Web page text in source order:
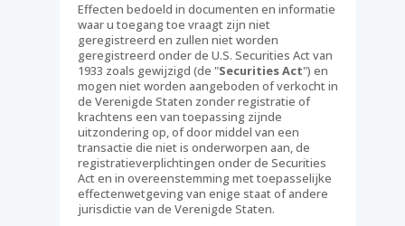
Effecten bedoeld in documenten en informatie
waar u toegang toe vraagt zijn niet
geregistreerd en zullen niet worden
geregistreerd onder de U.S. Securities Act van
1933 zoals gewijzigd (de "SecuritiesAct") en
mogen niet worden aangeboden of verkocht in
de Verenigde Staten zonder registratie of
krachtens een van toepassing zijnde
uitzondering op, of door middel van een
transactie die niet is onderworpen aan, de
registratieverplichtingen onder de Securities
Act en in overeenstemming met toepasselijke
effectenwetgeving van enige staat of andere
jurisdictie van de Verenigde Staten.